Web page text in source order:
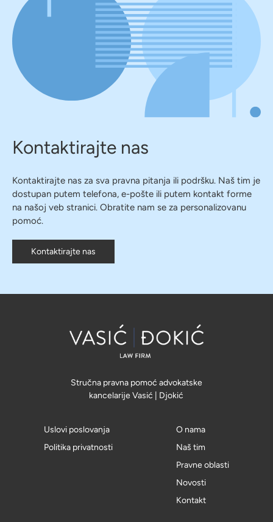
Kontaktirajte nas
Kontaktirajte nas za sva pravna pitanja ili podršku. Naš tim je
dostupan putem telefona, e-pošte ili putem kontakt forme
na našoj veb stranici. Obratite nam se za personalizovanu
pomoć.
Kontaktirajte nas
Stručna pravna pomoć advokatske
kancelarije Vasić | Djokić
Uslovi poslovanja
Politika privatnosti
O nama
Naš tim
Pravne oblasti
Novosti
Kontakt